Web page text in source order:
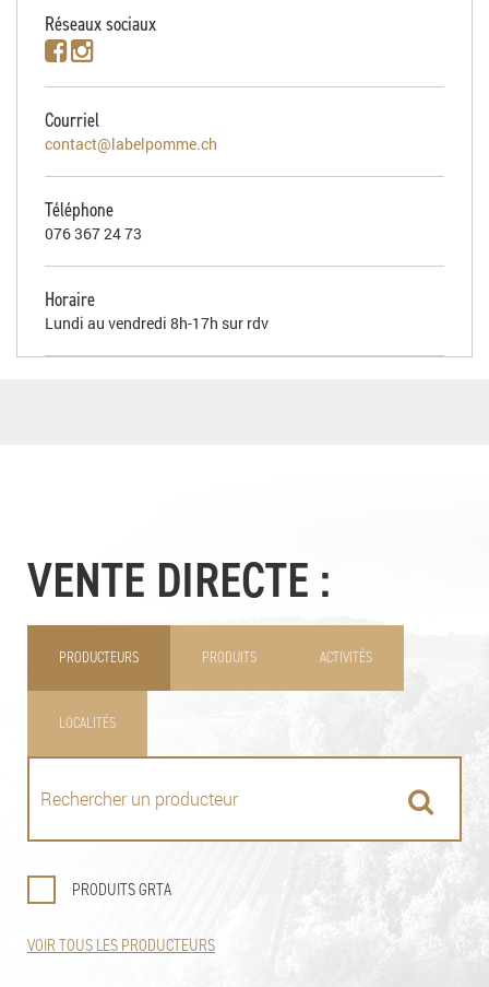
Réseaux sociaux
Courriel
contact@labelpomme.ch
Téléphone
076 367 24 73
Horaire
Lundi au vendredi 8h-17h sur rdv
VENTE DIRECTE :
PRODUCTEURS PRODUITS ACTIVITÉS
LOCALITÉS
PRODUITS GRTA
VOIR TOUS LES PRODUCTEURS